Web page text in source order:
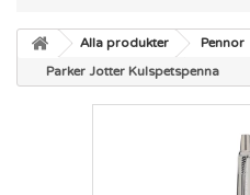
Alla produkter Pennor
Parker Jotter Kulspetspenna